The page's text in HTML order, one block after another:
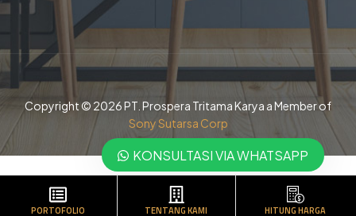
PORTOFOLIO TENTANG KAMI HITUNG HARGA
Copyright © 2026 PT. Prospera Tritama Karya a Member of
Sony Sutarsa Corp
KONSULTASI VIA WHATSAPP